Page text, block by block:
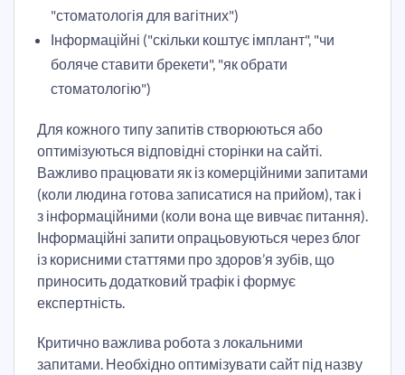
"стоматологія для вагітних")
Інформаційні ("скільки коштує імплант", "чи
боляче ставити брекети", "як обрати
стоматологію")
Для кожного типу запитів створюються або
оптимізуються відповідні сторінки на сайті.
Важливо працювати як із комерційними запитами
(коли людина готова записатися на прийом), так і
з інформаційними (коли вона ще вивчає питання).
Інформаційні запити опрацьовуються через блог
із корисними статтями про здоров’я зубів, що
приносить додатковий трафік і формує
експертність.
Критично важлива робота з локальними
запитами. Необхідно оптимізувати сайт під назву